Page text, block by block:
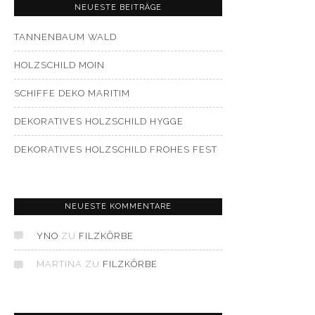
NEUESTE BEITRÄGE
TANNENBAUM WALD
HOLZSCHILD MOIN
SCHIFFE DEKO MARITIM
DEKORATIVES HOLZSCHILD HYGGE
DEKORATIVES HOLZSCHILD FROHES FEST
NEUESTE KOMMENTARE
YNO ZU FILZKÖRBE
MARTINA ZU FILZKÖRBE